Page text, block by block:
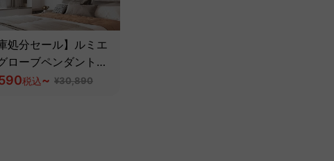
処分セール】ルミエ
ローブペンダントラ
税込~ ¥30,890